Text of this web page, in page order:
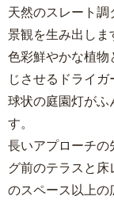
天然のスレート
景観を生み出し
色彩鮮やかな植
じさせるドライ
球状の庭園灯がふ
す。
長いアプローチ
グ前のテラスと
のスペース以上の